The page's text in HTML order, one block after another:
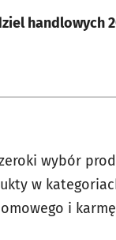
handlowych
wybór
w
i